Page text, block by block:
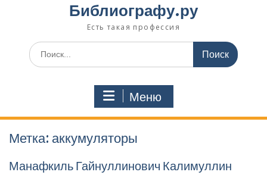
Библиографу.ру
Есть такая профессия
Поиск
по:
Меню
Метка: аккумуляторы
Манафкиль Гайнуллинович Калимуллин